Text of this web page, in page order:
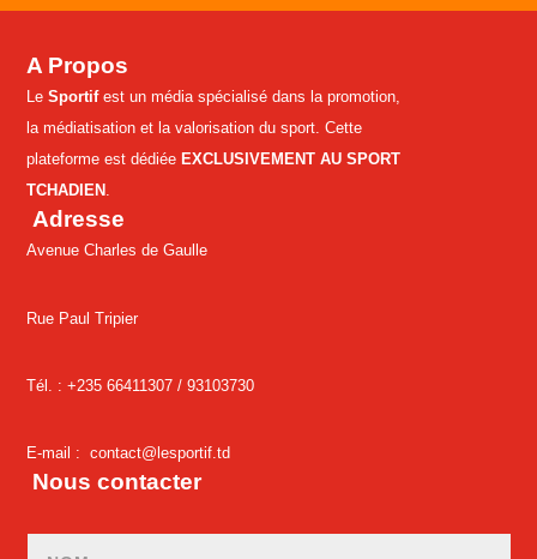
A Propos
LeSportifest un média spécialisé dans la promotion,
la médiatisation et la valorisation du sport. Cette
plateforme est dédiée EXCLUSIVEMENT AU SPORT
TCHADIEN .
Adresse
Avenue Charles de Gaulle
Rue Paul Tripier
Tél. : +235 66411307 /93103730
E-mail :contact@lesportif.td
Nous contacter